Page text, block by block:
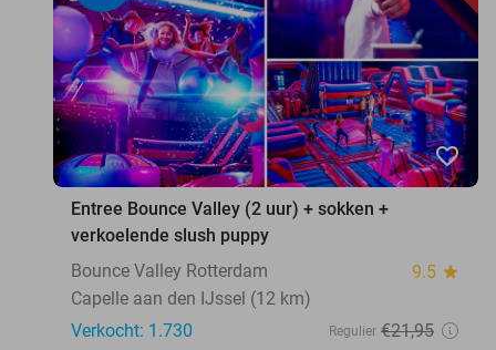
favorite_border
Entree Bounce Valley (2 uur) + sokken +
verkoelende slush puppy
Bounce Valley Rotterdam
9.5 star
Capelle aan den IJssel (12 km)
Verkocht: 1.730
Regulier €21,95